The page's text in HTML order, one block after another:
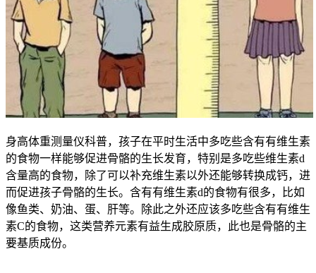
身高体重测量仪科普，孩子在平时生活中多吃些含有有维生素
的食物一样能够促进骨骼的生长发育，特别是多吃些维生素d
含量高的食物，除了可以补充维生素以外还能够转换成钙，进
而促进孩子骨骼的生长。含有有维生素d的食物有很多，比如
像鱼类、奶油、蛋、肝等。除此之外还应该多吃些含有有维生
素C的食物，这类营养元素有益生成胶原质，此也是骨骼的主
要基质成份。